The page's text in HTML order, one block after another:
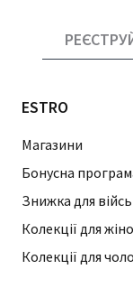
ESTRO
Магазини
Бонусна
Знижка для
Колекції для
Колекції для